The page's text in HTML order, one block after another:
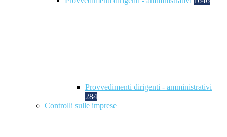
Provvedimenti dirigenti - amministrativi
284
Controlli sulle imprese